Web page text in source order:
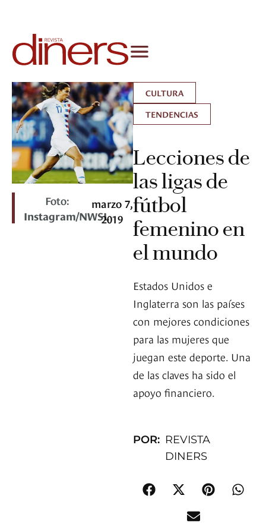
Foto:
Instagram/NWSL
marzo 7,
2019
CULTURA
TENDENCIAS
Lecciones de
las ligas de
fútbol
femenino en
el mundo
Estados Unidos e
Inglaterra son las países
con mejores condiciones
para las mujeres que
juegan este deporte. Una
de las claves ha sido el
apoyo financiero.
POR: REVISTA
DINERS